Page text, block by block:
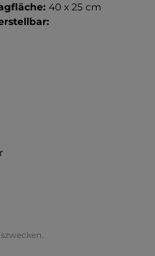
40 x 25 cm